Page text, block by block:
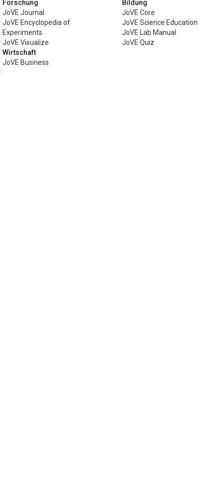
Forschung
JoVE Journal
JoVE Encyclopedia of
Experiments
JoVE Visualize
Wirtschaft
JoVE Business
Bildung
JoVE Core
JoVE Science Education
JoVE Lab Manual
JoVE Quiz